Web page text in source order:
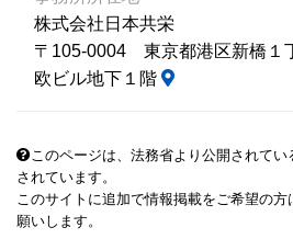
株式会社日本共栄
〒105-0004 東京都港区新橋１
欧ビル地下１階
このページは、法務省より公開されて
されています。
このサイトに追加で情報掲載をご希望の方
願いします。